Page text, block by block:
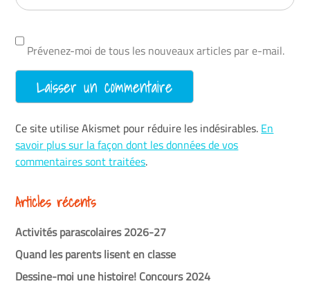
Prévenez-moi de tous les nouveaux articles par e-mail.
Ce site utilise Akismet pour réduire les indésirables. En
savoir plus sur la façon dont les données de vos
commentaires sont traitées.
Articles récents
Activités parascolaires 2026-27
Quand les parents lisent en classe
Dessine-moi une histoire! Concours 2024